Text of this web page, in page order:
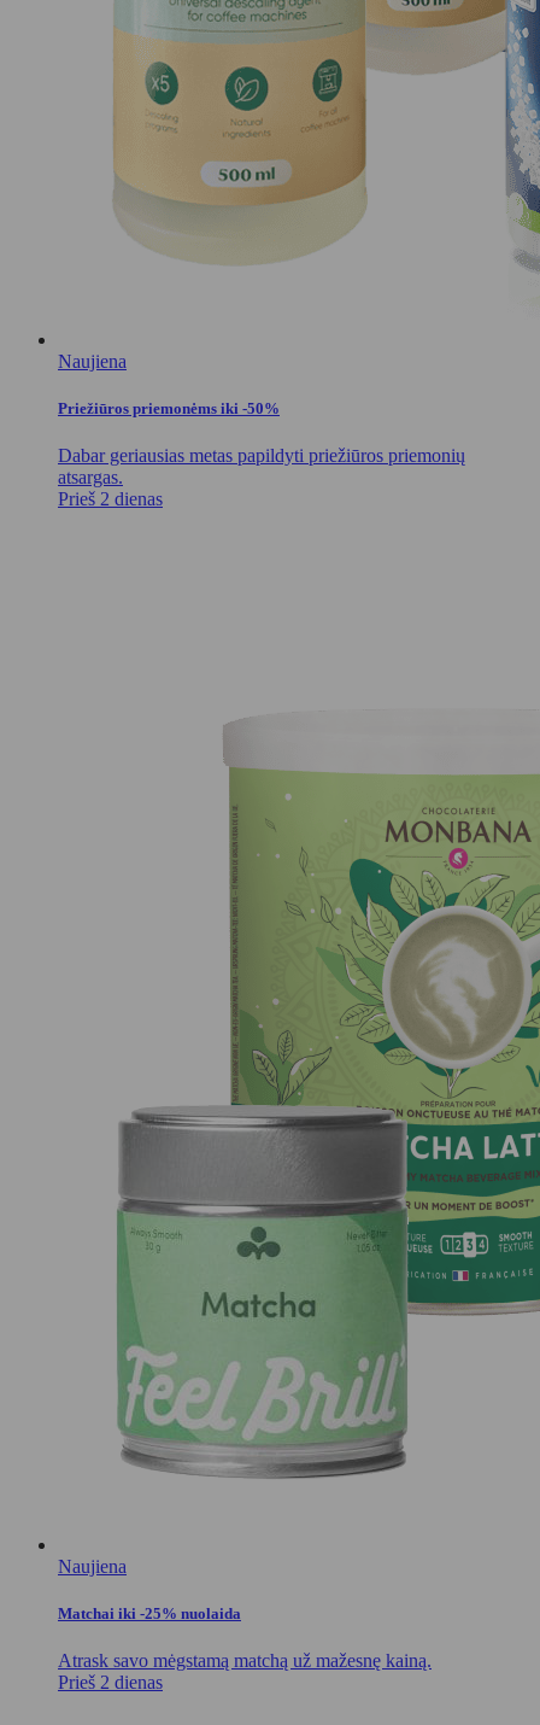
Naujiena
Priežiūros priemonėms iki -50%
Dabar geriausias metas papildyti priežiūros priemonių
atsargas.
Prieš 2 dienas
Naujiena
Matchai iki -25% nuolaida
Atrask savo mėgstamą matchą už mažesnę kainą.
Prieš 2 dienas